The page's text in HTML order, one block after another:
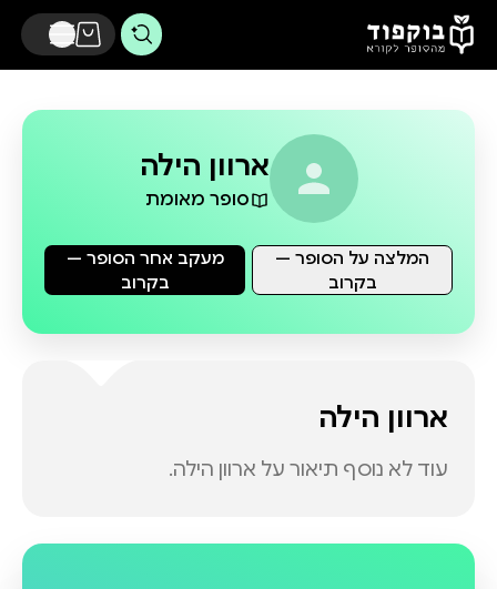
דלג לתוכן הראשי
ארוון הילה
סופר מאומת
מעקב אחר הסופר —
בקרוב
המלצה על הסופר —
בקרוב
ארוון הילה
עוד לא נוסף תיאור על ארוון הילה.